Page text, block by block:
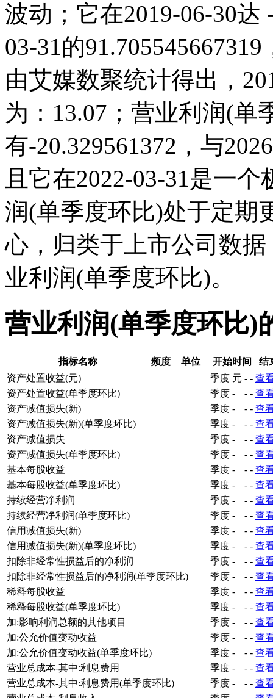
波动；它在2019-06-30达
03-31的
由艾媒数聚统计得出，
为：13.07；营业利润(单
有-20.329561372，与
且它在2022-03-31是一
润(单季度环比)处于定期
心，归类于上市公司数
业利润(单季度环比)。
营业利润(单季度环比)
指标名称 频度 单位 开始时间
结
资产处置收益(元)
季度 元 - - 查
资产处置收益(单季度环比)
季度 - - - 查
资产减值损失(新)
季度 - - - 查
资产减值损失(新)(单季度环比)
季度 - - - 查
资产减值损失
季度 - - - 查
资产减值损失(单季度环比)
季度 - - - 查
基本每股收益
季度 - - - 查
基本每股收益(单季度环比)
季度 - - - 查
持续经营净利润
季度 - - - 查
持续经营净利润(单季度环比)
季度 - - - 查
信用减值损失(新)
季度 - - - 查
信用减值损失(新)(单季度环比)
季度 - - - 查
扣除非经常性损益后的净利润
季度 - - - 查
扣除非经常性损益后的净利润(单季度环比)
季度 - - - 查
稀释每股收益
季度 - - - 查
稀释每股收益(单季度环比)
季度 - - - 查
加:影响利润总额的其他项目
季度 - - - 查
加:公允价值变动收益
季度 - - - 查
加:公允价值变动收益(单季度环比)
季度 - - - 查
营业总成本-其中:利息费用
季度 - - - 查
营业总成本-其中:利息费用(单季度环比)
季度 - - - 查